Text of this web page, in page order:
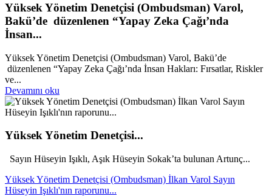
Yüksek Yönetim Denetçisi (Ombudsman) Varol,
Bakü’de düzenlenen “Yapay Zeka Çağı’nda
İnsan...
Yüksek Yönetim Denetçisi (Ombudsman) Varol, Bakü’de
düzenlenen “Yapay Zeka Çağı’nda İnsan Hakları: Fırsatlar, Riskler
ve...
Devamını oku
Yüksek Yönetim Denetçisi...
Sayın Hüseyin Işıklı, Aşık Hüseyin Sokak’ta bulunan Artunç...
Yüksek Yönetim Denetçisi (Ombudsman) İlkan Varol Sayın
Hüseyin Işıklı'nın raporunu...